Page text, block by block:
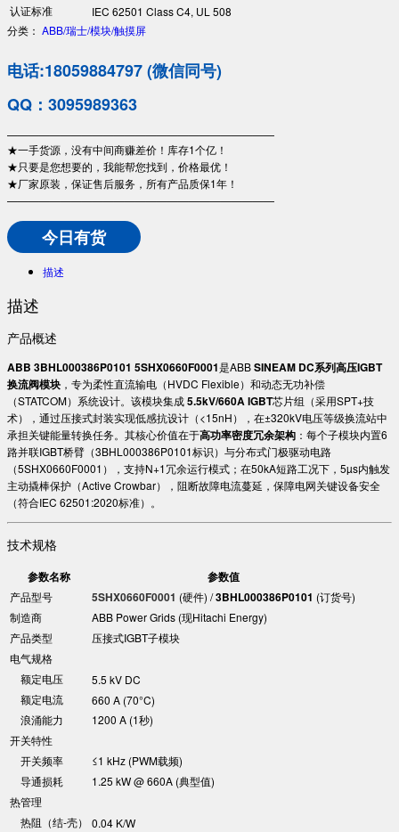
认证标准
IEC 62501 Class C4, UL 508
分类： ABB/瑞士/模块/触摸屏
电话:18059884797 (微信同号)
QQ：3095989363
—————————————————————————
★一手货源，没有中间商赚差价！库存1个亿！
★只要是您想要的，我能帮您找到，价格最优！
★厂家原装，保证售后服务，所有产品质保1年！
—————————————————————————
今日有货
描述
描述
产品概述
​ABB 3BHL000386P0101 5SHX0660F0001​​是ABB ​​SINEAM DC系列高压IGBT
换流阀模块​ ​，专为柔性直流输电（HVDC Flexible）和动态无功补偿
（STATCOM）系统设计。该模块集成 ​​5.5kV/660A IGBT​​芯片组（采用SPT+技
术），通过压接式封装实现低感抗设计（<15nH），在±320kV电压等级换流站中
承担关键能量转换任务。其核心价值在于​​高功率密度冗余架构​ ​：每个子模块内置6
路并联IGBT桥臂（3BHL000386P0101标识）与分布式门极驱动电路
（5SHX0660F0001），支持N+1冗余运行模式；在50kA短路工况下，5µs内触发
主动撬棒保护（Active Crowbar），阻断故障电流蔓延，保障电网关键设备安全
（符合IEC 62501:2020标准）。
技术规格
参数名称 参数值
产品型号 5SHX0660F0001​ ​ (硬件) / ​​3BHL000386P0101​ ​ (订货号)
制造商
ABB Power Grids (现Hitachi Energy)
产品类型
压接式IGBT子模块
电气规格
额定电压
5.5 kV DC
额定电流
660 A (70°C)
浪涌能力
1200 A (1秒)
开关特性
开关频率
≤1 kHz (PWM载频)
导通损耗
1.25 kW @ 660A (典型值)
热管理
热阻（结-壳）
0.04 K/W